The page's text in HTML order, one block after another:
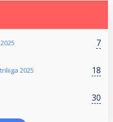
7
2025 18
30